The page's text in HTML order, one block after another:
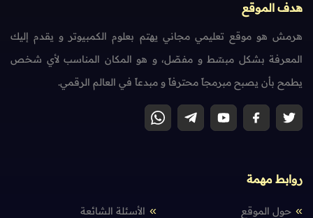
هدف الموقع
هرمش هو موقع تعليمي مجاني يهتم بعلوم الكمبيوتر و يقدم إليك
المعرفة بشكل مبسّط و مفصّل، و هو المكان المناسب لأي شخص
يطمح بأن يصبح مبرمجاً محترفاً و مبدعاً في العالم الرقمي.
روابط مهمة
حول الموقع الأسئلة الشائعة